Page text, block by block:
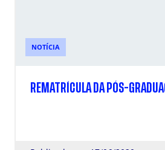
NOTÍCIA
REMATRÍCULA DA PÓS-